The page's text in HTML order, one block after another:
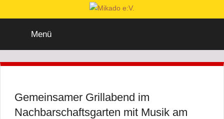
Inhalt
Mikado
e:V.
wurde
im
Menschen
Menü
Gemeinsamer Grillabend im
Nachbarschaftsgarten mit Musik am